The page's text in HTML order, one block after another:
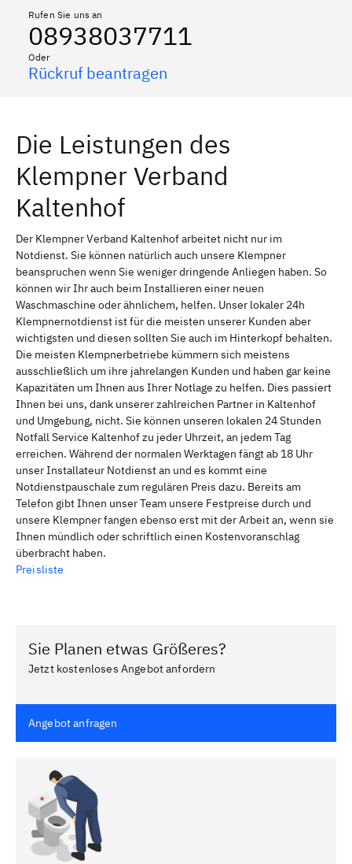
Rufen Sie uns an
08938037711
Oder
Rückruf beantragen
Die Leistungen des
Klempner Verband
Kaltenhof
Der Klempner Verband Kaltenhof arbeitet nicht nur im
Notdienst. Sie können natürlich auch unsere Klempner
beanspruchen wenn Sie weniger dringende Anliegen haben. So
können wir Ihr auch beim Installieren einer neuen
Waschmaschine oder ähnlichem, helfen. Unser lokaler 24h
Klempnernotdienst ist für die meisten unserer Kunden aber
wichtigsten und diesen sollten Sie auch im Hinterkopf behalten.
Die meisten Klempnerbetriebe kümmern sich meistens
ausschließlich um ihre jahrelangen Kunden und haben gar keine
Kapazitäten um Ihnen aus Ihrer Notlage zu helfen. Dies passiert
Ihnen bei uns, dank unserer zahlreichen Partner in Kaltenhof
und Umgebung, nicht. Sie können unseren lokalen 24 Stunden
Notfall Service Kaltenhof zu jeder Uhrzeit, an jedem Tag
erreichen. Während der normalen Werktagen fängt ab 18 Uhr
unser Installateur Notdienst an und es kommt eine
Notdienstpauschale zum regulären Preis dazu. Bereits am
Telefon gibt Ihnen unser Team unsere Festpreise durch und
unsere Klempner fangen ebenso erst mit der Arbeit an, wenn sie
Ihnen mündlich oder schriftlich einen Kostenvoranschlag
überbracht haben.
Preisliste
Sie Planen etwas Größeres?
Jetzt kostenloses Angebot anfordern
Angebot anfragen